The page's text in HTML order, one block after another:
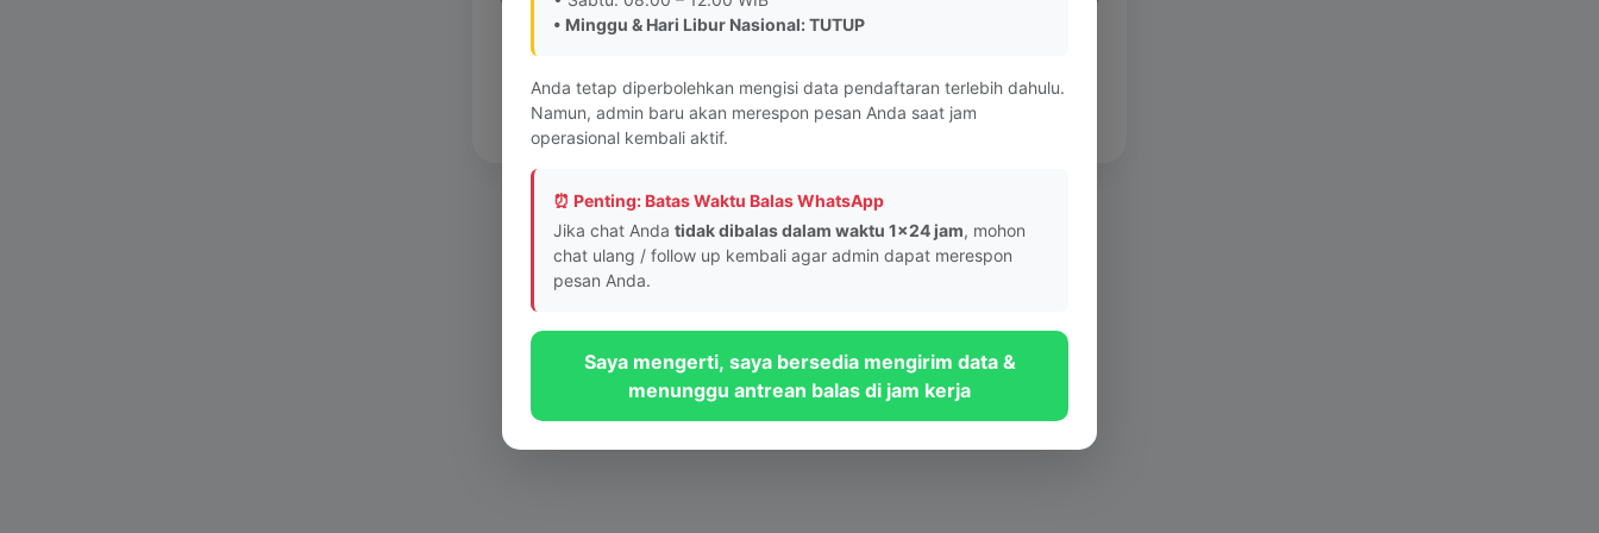
Tombol tidak berfungsi? Lapor ke Webmaster
© 2026 PKBM INTAN Bandung - Sistem Layanan Informasi Cepat
• Minggu & Hari Libur Nasional: TUTUP
Anda tetap diperbolehkan mengisi data pendaftaran terlebih dahulu.
Namun, admin baru akan merespon pesan Anda saat jam
operasional kembali aktif.
⏰ Penting: Batas Waktu Balas WhatsApp
Jika chat Anda tidak dibalas dalam waktu 1x24 jam, mohon
chat ulang / follow up kembali agar admin dapat merespon
pesan Anda.
Saya mengerti, saya bersedia mengirim data &
menunggu antrean balas di jam kerja